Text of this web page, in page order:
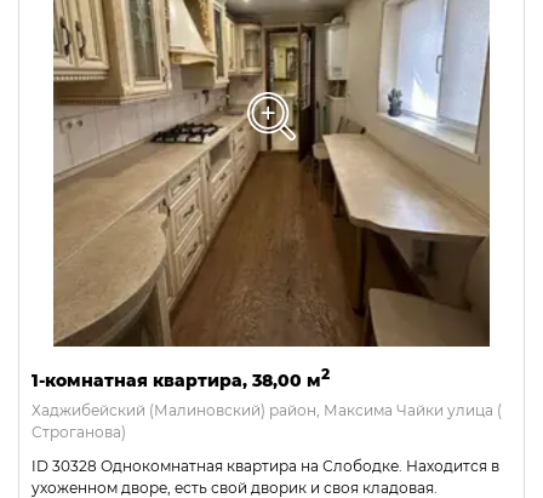
1-комнатная квартира, 38,00 м2
Хаджибейский (Малиновский) район, Максима Чайки улица (
Строганова)
ID 30328 Однокомнатная квартира на Слободке. Находится в
ухоженном дворе, есть свой дворик и своя кладовая.